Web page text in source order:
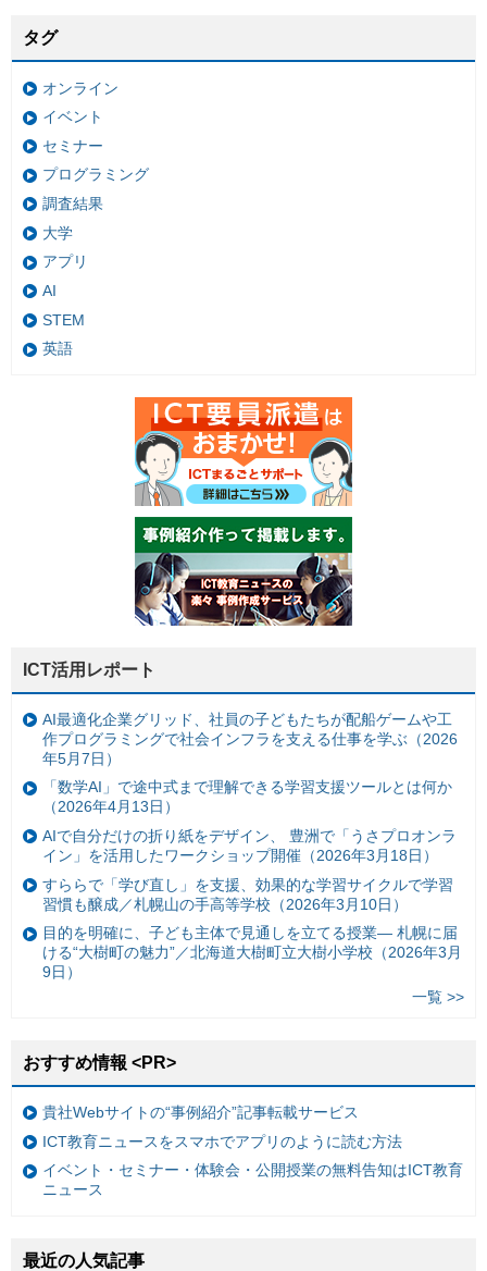
タグ
オンライン
イベント
セミナー
プログラミング
調査結果
大学
アプリ
AI
STEM
英語
ICT活用レポート
AI最適化企業グリッド、社員の子どもたちが配船ゲームや工
作プログラミングで社会インフラを支える仕事を学ぶ（2026
年5月7日）
「数学AI」で途中式まで理解できる学習支援ツールとは何か
（2026年4月13日）
AIで自分だけの折り紙をデザイン、 豊洲で「うさプロオンラ
イン」を活用したワークショップ開催（2026年3月18日）
すららで「学び直し」を支援、効果的な学習サイクルで学習
習慣も醸成／札幌山の手高等学校（2026年3月10日）
目的を明確に、子ども主体で見通しを立てる授業— 札幌に届
ける“大樹町の魅力”／北海道大樹町立大樹小学校（2026年3月
9日）
一覧 >>
おすすめ情報 <PR>
貴社Webサイトの“事例紹介”記事転載サービス
ICT教育ニュースをスマホでアプリのように読む方法
イベント・セミナー・体験会・公開授業の無料告知はICT教育
ニュース
最近の人気記事